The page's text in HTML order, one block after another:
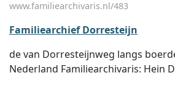
www.familiearchivaris.nl/483
Familiearchief Dorresteijn
de van Dorresteijnweg langs
Nederland Familiearchivaris: Hein